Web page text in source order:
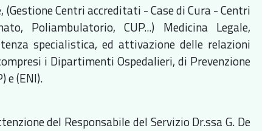
Centri accreditati - Case di Cura - Centri
Poliambulatorio, CUP...) Medicina Legale,
specialistica, ed attivazione delle relazioni
i Dipartimenti Ospedalieri, di Prevenzione
e (ENI).
del Responsabile del Servizio Dr.ssa G. De